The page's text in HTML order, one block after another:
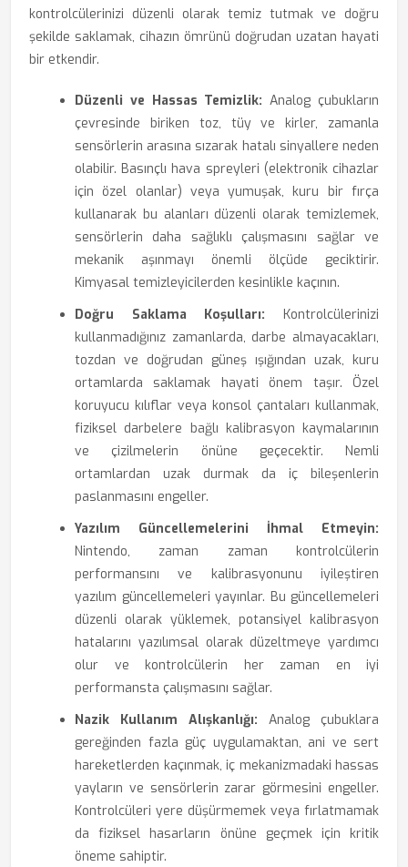
kontrolcülerinizi düzenli olarak temiz tutmak ve doğru
şekilde saklamak, cihazın ömrünü doğrudan uzatan hayati
bir etkendir.
Düzenli ve Hassas Temizlik: Analog çubukların
çevresinde biriken toz, tüy ve kirler, zamanla
sensörlerin arasına sızarak hatalı sinyallere neden
olabilir. Basınçlı hava spreyleri (elektronik cihazlar
için özel olanlar) veya yumuşak, kuru bir fırça
kullanarak bu alanları düzenli olarak temizlemek,
sensörlerin daha sağlıklı çalışmasını sağlar ve
mekanik aşınmayı önemli ölçüde geciktirir.
Kimyasal temizleyicilerden kesinlikle kaçının.
Doğru Saklama Koşulları: Kontrolcülerinizi
kullanmadığınız zamanlarda, darbe almayacakları,
tozdan ve doğrudan güneş ışığından uzak, kuru
ortamlarda saklamak hayati önem taşır. Özel
koruyucu kılıflar veya konsol çantaları kullanmak,
fiziksel darbelere bağlı kalibrasyon kaymalarının
ve çizilmelerin önüne geçecektir. Nemli
ortamlardan uzak durmak da iç bileşenlerin
paslanmasını engeller.
Yazılım Güncellemelerini İhmal Etmeyin:
Nintendo, zaman zaman kontrolcülerin
performansını ve kalibrasyonunu iyileştiren
yazılım güncellemeleri yayınlar. Bu güncellemeleri
düzenli olarak yüklemek, potansiyel kalibrasyon
hatalarını yazılımsal olarak düzeltmeye yardımcı
olur ve kontrolcülerin her zaman en iyi
performansta çalışmasını sağlar.
Nazik Kullanım Alışkanlığı: Analog çubuklara
gereğinden fazla güç uygulamaktan, ani ve sert
hareketlerden kaçınmak, iç mekanizmadaki hassas
yayların ve sensörlerin zarar görmesini engeller.
Kontrolcüleri yere düşürmemek veya fırlatmamak
da fiziksel hasarların önüne geçmek için kritik
öneme sahiptir.